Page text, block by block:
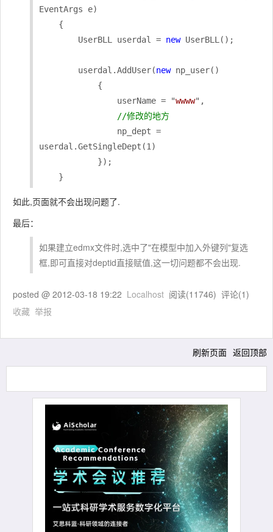
EventArgs e)
        UserBLL userdal =
new UserBLL();
        userdal.AddUser(
new np_user()
                userName = "
wwww",
//修改的地方
userdal.GetSingleDept(1)
    }
如此,页面就不会出现问题了.
最后：
如果建立edmx文件时,选中了"在模型中加入外键列"复选
框,即可直接对deptid直接赋值,这一切问题都不会出现.
posted @ 2012-03-18 19:22 Localhost 阅读(11746) 评论(1)
收藏 举报
刷新页面 返回顶部